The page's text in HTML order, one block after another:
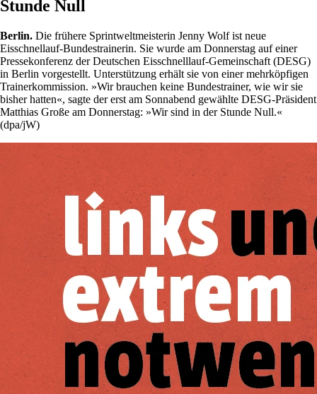
Stunde Null
Berlin. Die frühere Sprintweltmeisterin Jenny Wolf ist neue
Eisschnellauf-Bundestrainerin. Sie wurde am Donnerstag auf einer
Pressekonferenz der Deutschen Eisschnelllauf-Gemeinschaft (DESG)
in Berlin vorgestellt. Unterstützung erhält sie von einer mehrköpfigen
Trainerkommission. »Wir brauchen keine Bundestrainer, wie wir sie
bisher hatten«, sagte der erst am Sonnabend gewählte DESG-Präsident
Matthias Große am Donnerstag: »Wir sind in der Stunde Null.«
(dpa/jW)